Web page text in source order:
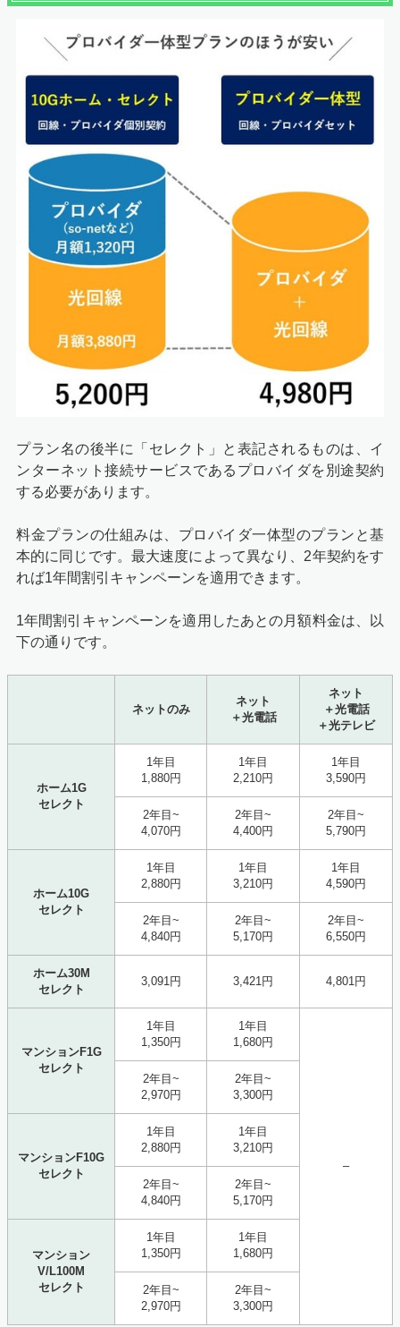
プラン名の後半に「セレクト」と表記されるものは、イ
ンターネット接続サービスであるプロバイダを別途契約
する必要があります。
料金プランの仕組みは、プロバイダ一体型のプランと基
本的に同じです。最大速度によって異なり、2年契約をす
れば1年間割引キャンペーンを適用できます。
1年間割引キャンペーンを適用したあとの月額料金は、以
下の通りです。
ネットのみ
ネット
＋光電話
ネット
＋光電話
＋光テレビ
ホーム1G
セレクト
1年目
1,880円
1年目
2,210円
1年目
3,590円
2年目~
4,070円
2年目~
4,400円
2年目~
5,790円
ホーム10G
セレクト
1年目
2,880円
1年目
3,210円
1年目
4,590円
2年目~
4,840円
2年目~
5,170円
2年目~
6,550円
ホーム30M
セレクト
3,091円 3,421円 4,801円
マンションF1G
セレクト
1年目
1,350円
1年目
1,680円
–
2年目~
2,970円
2年目~
3,300円
マンションF10G
セレクト
1年目
2,880円
1年目
3,210円
2年目~
4,840円
2年目~
5,170円
マンション
V/L100M
セレクト
1年目
1,350円
1年目
1,680円
2年目~
2,970円
2年目~
3,300円